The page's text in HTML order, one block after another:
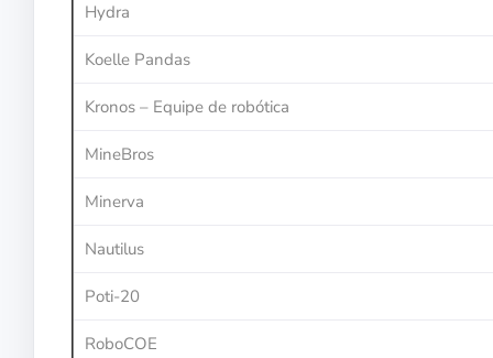
Hydra
Koelle Pandas
Kronos – Equipe de robótica
MineBros
Minerva
Nautilus
Poti-20
RoboCOE